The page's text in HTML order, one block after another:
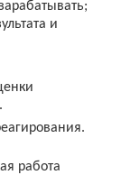
и
работа